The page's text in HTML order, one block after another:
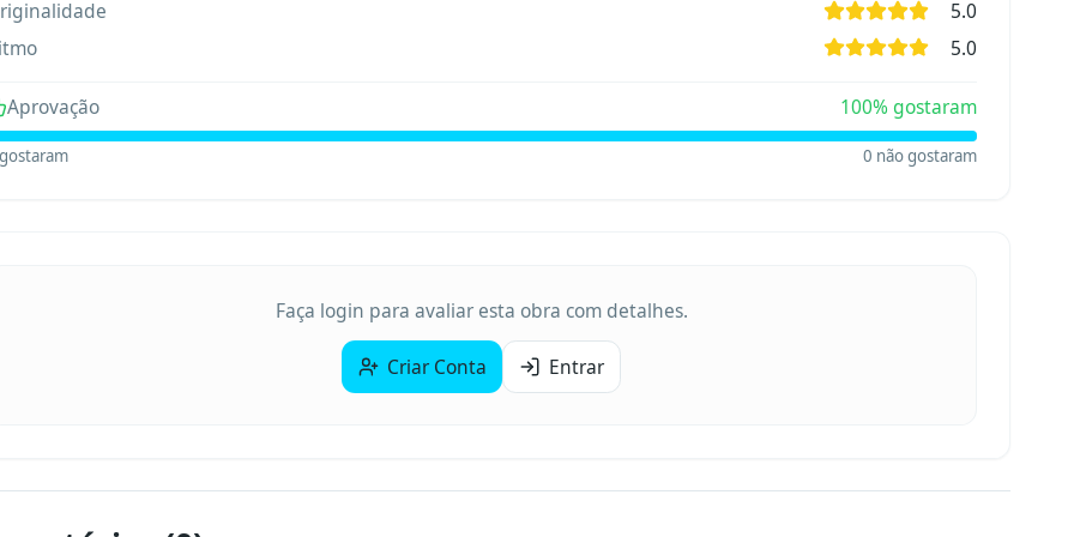
5.0
5.0
Aprovação 100% gostaram
gostaram 0 não gostaram
Faça login para avaliar esta obra com detalhes.
Criar Conta Entrar